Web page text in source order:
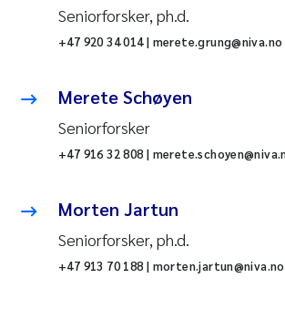
Seniorforsker, ph.d.
+47 920 34 014 | merete.grung@niva.no
Merete Schøyen
Seniorforsker
+47 916 32 808 |
Morten Jartun
Seniorforsker, ph.d.
+47 913 70 188 | morten.jartun@niva.no